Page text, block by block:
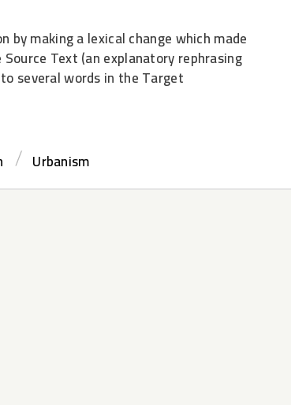
making a lexical change which made
Text (an explanatory rephrasing
several words in the Target
Urbanism